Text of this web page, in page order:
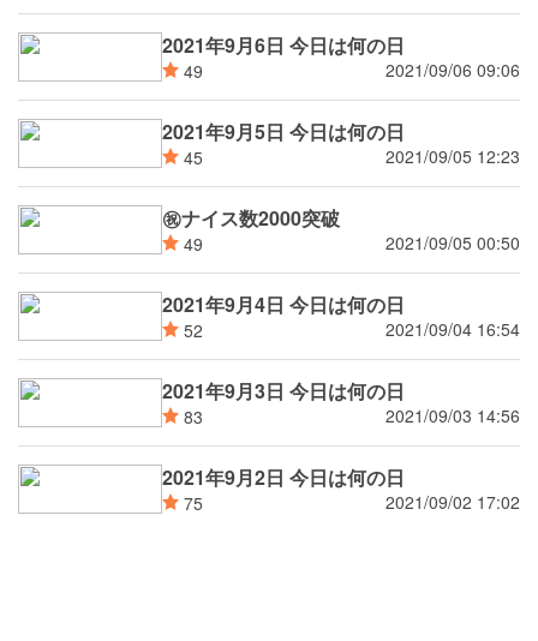
2021年9月6日 今日は何の日
49 2021/09/06 09:06
2021年9月5日 今日は何の日
45 2021/09/05 12:23
㊗ナイス数2000突破
49 2021/09/05 00:50
2021年9月4日 今日は何の日
52 2021/09/04 16:54
2021年9月3日 今日は何の日
83 2021/09/03 14:56
2021年9月2日 今日は何の日
75 2021/09/02 17:02